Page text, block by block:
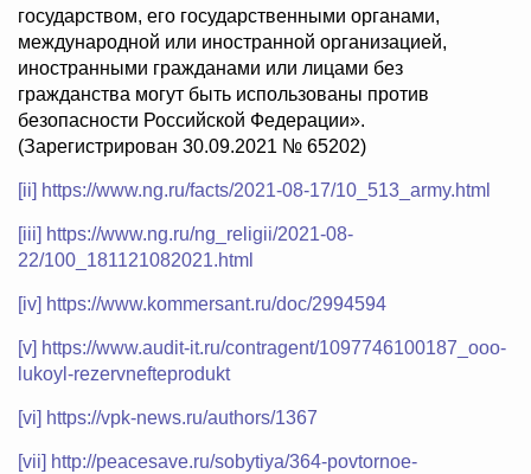
государством, его государственными органами,
международной или иностранной организацией,
иностранными гражданами или лицами без
гражданства могут быть использованы против
безопасности Российской Федерации».
(Зарегистрирован 30.09.2021 № 65202)
[ii] https://www.ng.ru/facts/2021-08-17/10_513_army.html
[iii] https://www.ng.ru/ng_religii/2021-08-
22/100_181121082021.html
[iv] https://www.kommersant.ru/doc/2994594
[v] https://www.audit-it.ru/contragent/1097746100187_ooo-
lukoyl-rezervnefteprodukt
[vi] https://vpk-news.ru/authors/1367
[vii] http://peacesave.ru/sobytiya/364-povtornoe-